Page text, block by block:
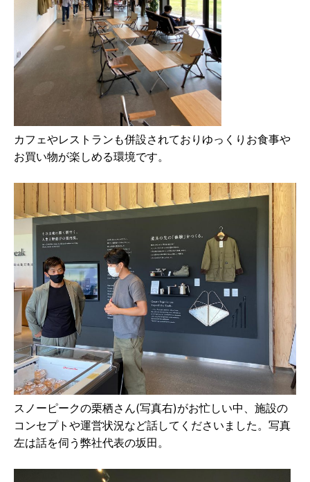
カフェやレストランも併設されておりゆっくりお⾷事や
お買い物が楽しめる環境です。
スノーピークの栗栖さん(写真右)がお忙しい中、施設の
コンセプトや運営状況など話してくださいました。写真
左は話を伺う弊社代表の坂⽥。